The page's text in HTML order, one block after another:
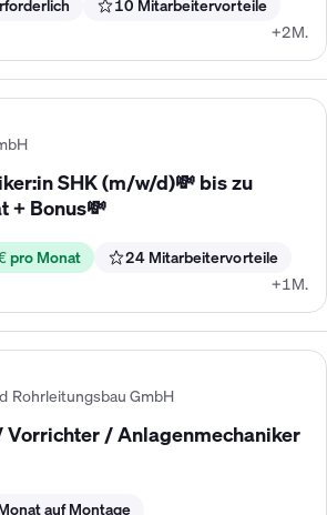
10 Mitarbeitervorteile
+2M.
SHK (m/w/d)💸 bis zu
+ Bonus💸
pro Monat
24 Mitarbeitervorteile
+1M.
Rohrleitungsbau GmbH
Vorrichter / Anlagenmechaniker
auf Montage